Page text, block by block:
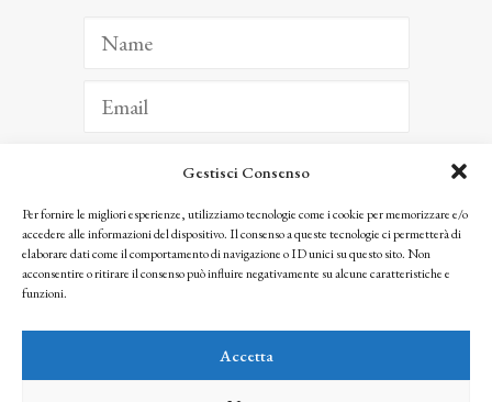
Gestisci Consenso
Per fornire le migliori esperienze, utilizziamo tecnologie come i cookie per memorizzare e/o
accedere alle informazioni del dispositivo. Il consenso a queste tecnologie ci permetterà di
elaborare dati come il comportamento di navigazione o ID unici su questo sito. Non
acconsentire o ritirare il consenso può influire negativamente su alcune caratteristiche e
funzioni.
Accetta
ISCRIVITI
Facendo clic per iscriverti, riconosci che le tue informazioni saranno trattate
seguendo la nostra Privacy Policy
© 2025 Istituto Matteucci. All right reserved
l’autorizzazione scritta dei proprietari dei diritti e dell’Istituto Matteucci